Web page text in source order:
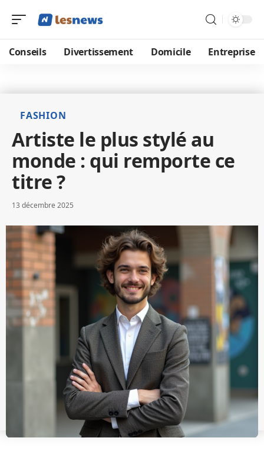
Conseils Divertissement Domicile Entreprise
FASHION
Artiste le plus stylé au
monde : qui remporte ce
titre ?
13 décembre 2025